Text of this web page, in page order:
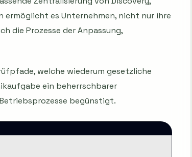
ermöglicht es Unternehmen, nicht nur ihre
die Prozesse der Anpassung,
welche wiederum gesetzliche
ein beherrschbarer
begünstigt.